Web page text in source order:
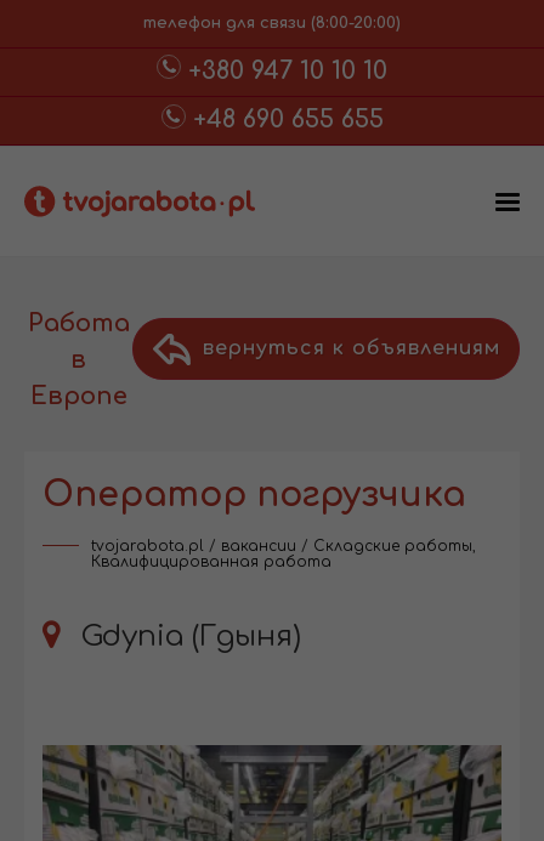
телефон для связи (8:00-20:00)
+380 947 10 10 10
+48 690 655 655
вернуться к объявлениям
Работа
в
Европе
Оператор погрузчика
tvojarabota.pl / вакансии / Складские работы,
Квалифицированная работа
Gdynia (Гдыня)